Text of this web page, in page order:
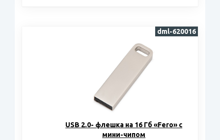
USB 2.0- флешка на 16 Гб «Fero» с
мини-чипом
dml-620016